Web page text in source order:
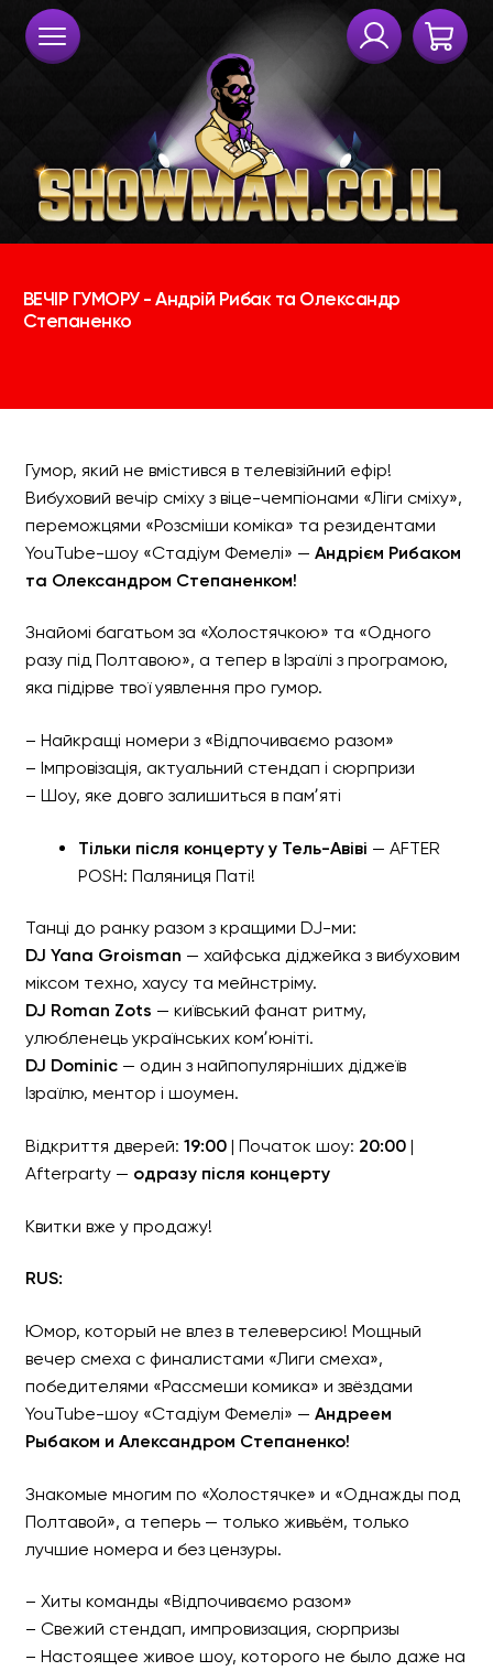
ВЕЧІР ГУМОРУ - Андрій
Степаненко
Гумор, який не вмістився в телевізійний ефір!
Вибуховий вечір сміху з віце-чемпіонами «Ліги сміху»,
переможцями «Розсміши коміка» та резидентами
YouTube-шоу «Стадіум Фемелі» — Андрієм Рибаком
та Олександром Степаненком!
Знайомі багатьом за «Холостячкою» та «Одного
разу під Полтавою», а тепер в Ізраїлі з програмою,
яка підірве твої уявлення про гумор.
– Найкращі номери з «Відпочиваємо разом»
– Імпровізація, актуальний стендап і сюрпризи
– Шоу, яке довго залишиться в памʼяті
Тільки після концерту у Тель-Авіві — AFTER
POSH: Паляниця Паті!
Танці до ранку разом з кращими DJ-ми:
DJ Yana Groisman — хайфська діджейка з вибуховим
міксом техно, хаусу та мейнстріму.
DJ Roman Zots — київський фанат ритму,
улюбленець українських комʼюніті.
DJ Dominic— один з найпопулярніших діджеїв
Ізраїлю, ментор і шоумен.
Відкриття дверей: 19:00| Початок шоу: 20:00|
Afterparty — одразу після концерту
Квитки вже у продажу!
RUS:
Юмор, который не влез в телеверсию! Мощный
вечер смеха с финалистами «Лиги смеха»,
победителями «Рассмеши комика» и звёздами
YouTube-шоу «Стадіум Фемелі» — Андреем
Рыбаком и Александром Степаненко!
Знакомые многим по «Холостячке» и «Однажды под
Полтавой», а теперь — только живьём, только
лучшие номера и без цензуры.
– Хиты команды «Відпочиваємо разом»
– Свежий стендап, импровизация, сюрпризы
– Настоящее живое шоу, которого не было даже на